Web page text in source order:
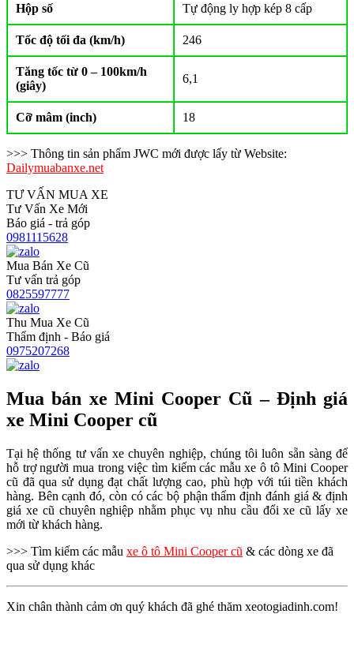
Hộp số Tự động ly hợp kép 8 cấp
Tốc độ tối đa (km/h) 246
Tăng tốc từ 0 – 100km/h
(giây)
6,1
Cỡ mâm (inch) 18
>>> Thông tin sản phẩm JWC mới được lấy từ Website:
Dailymuabanxe.net
TƯ VẤN MUA XE
Tư Vấn Xe Mới
Báo giá - trả góp
0981115628
Mua Bán Xe Cũ
Tư vấn trả góp
0825597777
Thu Mua Xe Cũ
Thẩm định - Báo giá
0975207268
Mua bán xe Mini Cooper Cũ – Định giá
xe Mini Cooper cũ
Tại hệ thống tư vấn xe chuyên nghiệp, chúng tôi luôn sẵn sàng để
hỗ trợ người mua trong việc tìm kiếm các mẫu xe ô tô Mini Cooper
cũ đã qua sử dụng đạt chất lượng cao, phù hợp với túi tiền khách
hàng. Bên cạnh đó, còn có các bộ phận thẩm định đánh giá & định
giá xe cũ chuyên nghiệp nhằm phục vụ nhu cầu đổi xe cũ lấy xe
mới từ khách hàng.
>>> Tìm kiếm các mẫu xe ô tô Mini Cooper cũ & các dòng xe đã
qua sử dụng khác
Xin chân thành cảm ơn quý khách đã ghé thăm xeotogiadinh.com!